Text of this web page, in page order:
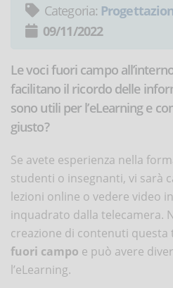
Categoria:
09/11/2022
Le voci fuori campo
facilitano il ricordo delle
sono utili per l’eLearning e
giusto?
Se avete esperienza nella
studenti o insegnanti, vi sarà
lezioni online o vedere video
inquadrato dalla telecamera.
creazione di contenuti questa
fuori campo e può avere
l’eLearning.